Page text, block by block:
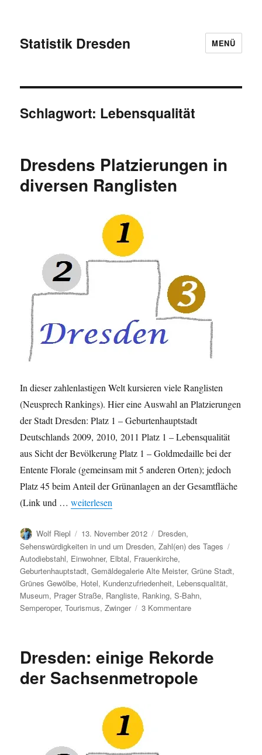
Statistik Dresden MENÜ
Schlagwort: Lebensqualität
Dresdens Platzierungen in
diversen Ranglisten
In dieser zahlenlastigen Welt kursieren viele Ranglisten
(Neusprech Rankings). Hier eine Auswahl an Platzierungen
der Stadt Dresden: Platz 1 – Geburtenhauptstadt
Deutschlands 2009, 2010, 2011 Platz 1 – Lebensqualität
aus Sicht der Bevölkerung Platz 1 – Goldmedaille bei der
Entente Florale (gemeinsam mit 5 anderen Orten); jedoch
Platz 45 beim Anteil der Grünanlagen an der Gesamtfläche
(Link und …„Dresdens Platzierungen in diversen Ranglisten“
weiterlesen
Autor
Wolf Riepl
Veröffentlicht
am
13. November 2012 Kategorien
Dresden,
Sehenswürdigkeiten in und um Dresden,Zahl(en) des Tages
Autodiebstahl, Einwohner, Elbtal, Frauenkirche,
Geburtenhauptstadt,Gemäldegalerie Alte Meister,Grüne Stadt,
Grünes Gewölbe, Hotel, Kundenzufriedenheit, Lebensqualität,
Museum, Prager Straße, Rangliste, Ranking,S-Bahn,
Semperoper,Tourismus,Zwinger 3 Kommentarezu
diversen
Dresden: einige Rekorde
der Sachsenmetropole